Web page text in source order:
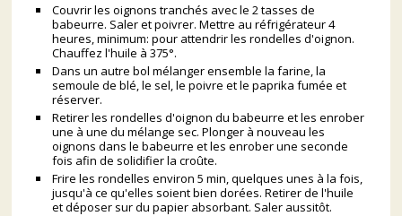
Couvrir les oignons tranchés avec le 2 tasses de
babeurre. Saler et poivrer. Mettre au réfrigérateur 4
heures, minimum: pour attendrir les rondelles d'oignon.
Chauffez l'huile à 375°.
Dans un autre bol mélanger ensemble la farine, la
semoule de blé, le sel, le poivre et le paprika fumée et
réserver.
Retirer les rondelles d'oignon du babeurre et les enrober
une à une du mélange sec. Plonger à nouveau les
oignons dans le babeurre et les enrober une seconde
fois afin de solidifier la croûte.
Frire les rondelles environ 5 min, quelques unes à la fois,
jusqu'à ce qu'elles soient bien dorées. Retirer de l'huile
et déposer sur du papier absorbant. Saler aussitôt.